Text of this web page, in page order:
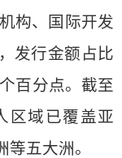
构、国际开发
发行金额占比
百分点。截至
区域已覆盖亚
五大洲。